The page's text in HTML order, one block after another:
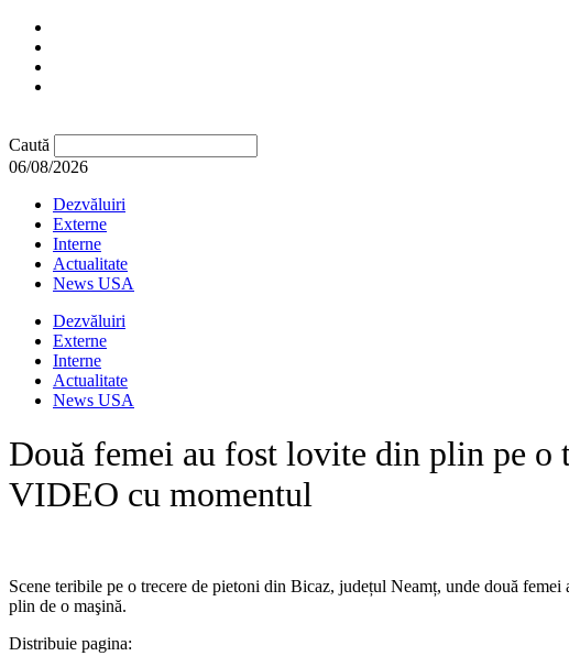
Caută
06/08/2026
Dezvăluiri
Externe
Interne
Actualitate
News USA
Dezvăluiri
Externe
Interne
Actualitate
News USA
Două femei au fost lovite din plin pe o
VIDEO cu momentul
Scene teribile pe o trecere de pietoni din Bicaz, județul Neamț, unde două
plin de o maşină.
Distribuie pagina: